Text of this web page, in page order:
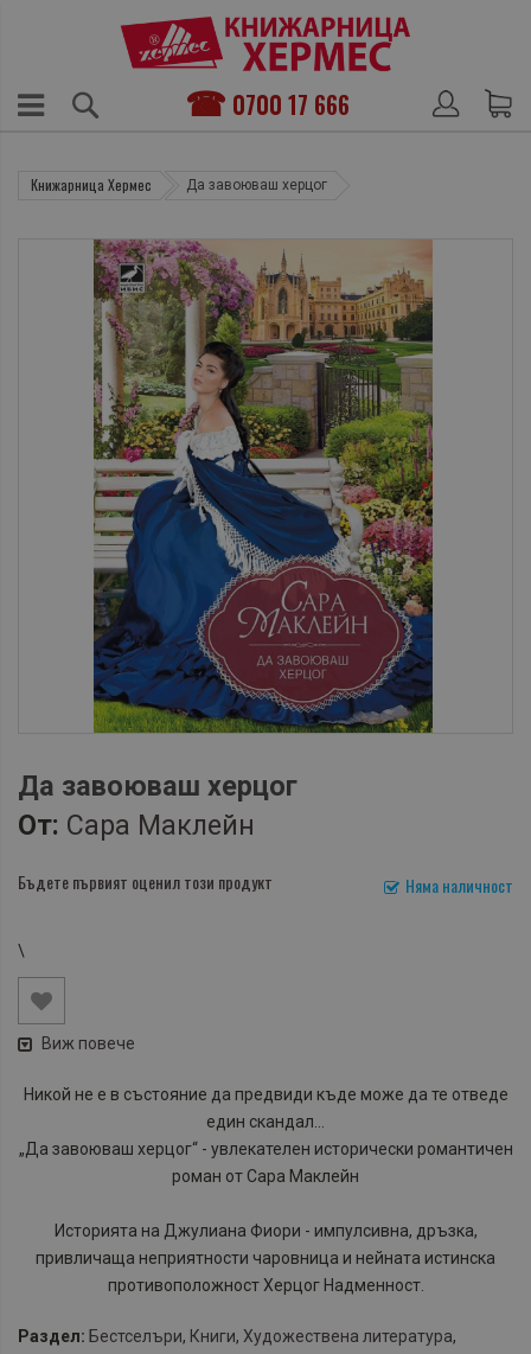
0700 17 666
Книжарница Хермес Да завоюваш херцог
Да завоюваш херцог
От: Сара Маклейн
Няма наличност
Бъдете първият оценил този продукт
\
Виж повече
Никой не е в състояние да предвиди къде може да те отведе
един скандал...
„Да завоюваш херцог“ - увлекателен исторически романтичен
роман от Сара Маклейн
Историята на Джулиана Фиори - импулсивна, дръзка,
привличаща неприятности чаровница и нейната истинска
противоположност Херцог Надменност.
Раздел: Бестселъри, Книги, Художествена литература,